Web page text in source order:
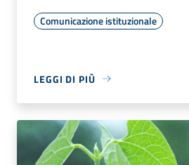
Comunicazione istituzionale
LEGGI DI PIÙ